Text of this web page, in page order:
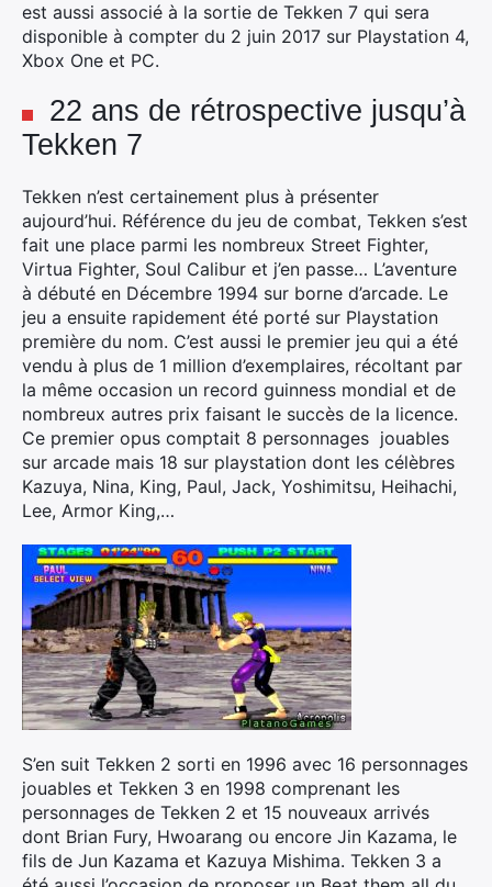
est aussi associé à la sortie de Tekken 7 qui sera
disponible à compter du 2 juin 2017 sur Playstation 4,
Xbox One et PC.
22 ans de rétrospective jusqu’à
Tekken 7
Tekken n’est certainement plus à présenter
aujourd’hui. Référence du jeu de combat, Tekken s’est
fait une place parmi les nombreux Street Fighter,
Virtua Fighter, Soul Calibur et j’en passe… L’aventure
à débuté en Décembre 1994 sur borne d’arcade. Le
jeu a ensuite rapidement été porté sur Playstation
première du nom. C’est aussi le premier jeu qui a été
vendu à plus de 1 million d’exemplaires, récoltant par
la même occasion un record guinness mondial et de
nombreux autres prix faisant le succès de la licence.
Ce premier opus comptait 8 personnages jouables
sur arcade mais 18 sur playstation dont les célèbres
Kazuya, Nina, King, Paul, Jack, Yoshimitsu, Heihachi,
Lee, Armor King,…
S’en suit Tekken 2 sorti en 1996 avec 16 personnages
jouables et Tekken 3 en 1998 comprenant les
personnages de Tekken 2 et 15 nouveaux arrivés
dont Brian Fury, Hwoarang ou encore Jin Kazama, le
fils de Jun Kazama et Kazuya Mishima. Tekken 3 a